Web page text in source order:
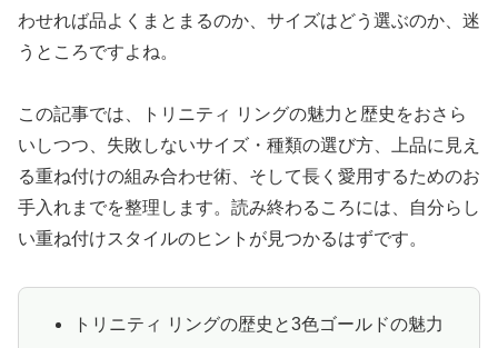
わせれば品よくまとまるのか、サイズはどう選ぶのか、迷
うところですよね。
この記事では、トリニティ リングの魅力と歴史をおさら
いしつつ、失敗しないサイズ・種類の選び方、上品に見え
る重ね付けの組み合わせ術、そして長く愛用するためのお
手入れまでを整理します。読み終わるころには、自分らし
い重ね付けスタイルのヒントが見つかるはずです。
トリニティ リングの歴史と3色ゴールドの魅力